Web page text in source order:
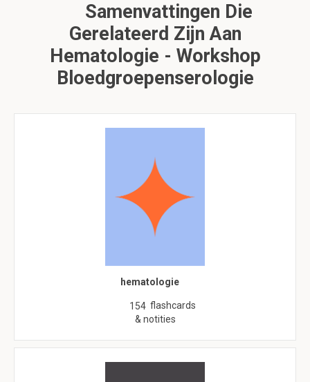
Samenvattingen Die
Gerelateerd Zijn Aan
Hematologie - Workshop
Bloedgroepenserologie
hematologie
154 flashcards
& notities